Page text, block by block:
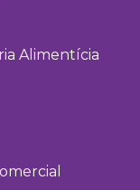
Alimentícia